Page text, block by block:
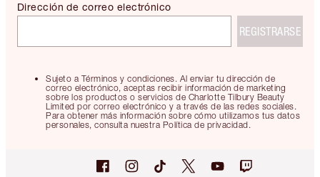
Sujeto a Términos y condiciones. Al enviar tu dirección de
correo electrónico, aceptas recibir información de marketing
sobre los productos o servicios de Charlotte Tilbury Beauty
Limited por correo electrónico y a través de las redes sociales.
Para obtener más información sobre cómo utilizamos tus datos
personales, consulta nuestra Política de privacidad.
Dirección de correo electrónico
REGISTRARSE